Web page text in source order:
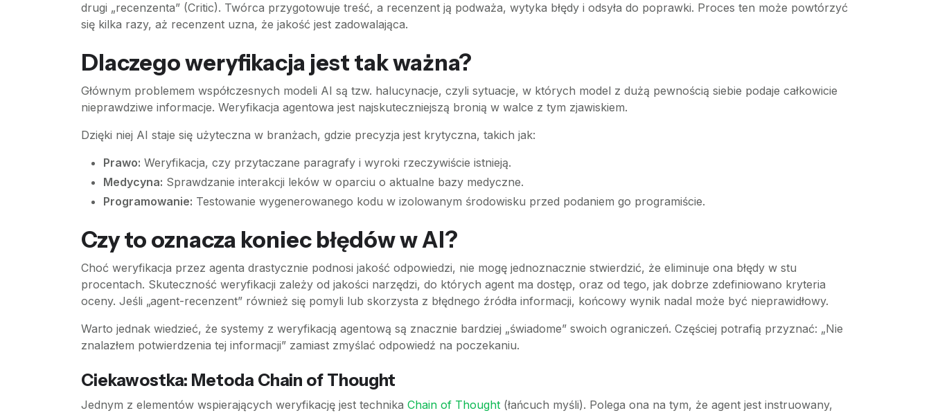
drugi „recenzenta” (Critic). Twórca przygotowuje treść, a recenzent ją podważa, wytyka błędy i odsyła do poprawki. Proces ten może powtórzyć
się kilka razy, aż recenzent uzna, że jakość jest zadowalająca.
Dlaczego weryfikacja jest tak ważna?
Głównym problemem współczesnych modeli AI są tzw. halucynacje, czyli sytuacje, w których model z dużą pewnością siebie podaje całkowicie
nieprawdziwe informacje. Weryfikacja agentowa jest najskuteczniejszą bronią w walce z tym zjawiskiem.
Dzięki niej AI staje się użyteczna w branżach, gdzie precyzja jest krytyczna, takich jak:
Prawo: Weryfikacja, czy przytaczane paragrafy i wyroki rzeczywiście istnieją.
Medycyna: Sprawdzanie interakcji leków w oparciu o aktualne bazy medyczne.
Programowanie: Testowanie wygenerowanego kodu w izolowanym środowisku przed podaniem go programiście.
Czy to oznacza koniec błędów w AI?
Choć weryfikacja przez agenta drastycznie podnosi jakość odpowiedzi, nie mogę jednoznacznie stwierdzić, że eliminuje ona błędy w stu
procentach. Skuteczność weryfikacji zależy od jakości narzędzi, do których agent ma dostęp, oraz od tego, jak dobrze zdefiniowano kryteria
oceny. Jeśli „agent-recenzent” również się pomyli lub skorzysta z błędnego źródła informacji, końcowy wynik nadal może być nieprawidłowy.
Warto jednak wiedzieć, że systemy z weryfikacją agentową są znacznie bardziej „świadome” swoich ograniczeń. Częściej potrafią przyznać: „Nie
znalazłem potwierdzenia tej informacji” zamiast zmyślać odpowiedź na poczekaniu.
Ciekawostka: Metoda Chain of Thought
Jednym z elementów wspierających weryfikację jest technika Chain of Thought (łańcuch myśli). Polega ona na tym, że agent jest instruowany,